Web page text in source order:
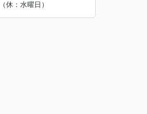
（休：水曜日）